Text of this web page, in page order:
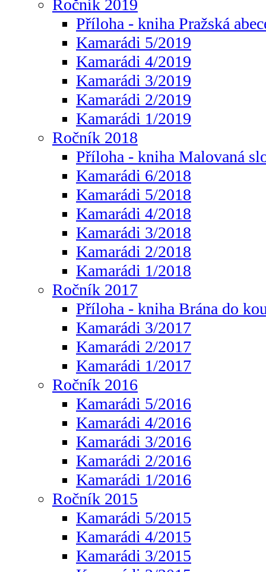
Ročník 2019
Příloha - kniha Pražská
Kamarádi 5/2019
Kamarádi 4/2019
Kamarádi 3/2019
Kamarádi 2/2019
Kamarádi 1/2019
Ročník 2018
Příloha - kniha Malovaná
Kamarádi 6/2018
Kamarádi 5/2018
Kamarádi 4/2018
Kamarádi 3/2018
Kamarádi 2/2018
Kamarádi 1/2018
Ročník 2017
Příloha - kniha Brána do
Kamarádi 3/2017
Kamarádi 2/2017
Kamarádi 1/2017
Ročník 2016
Kamarádi 5/2016
Kamarádi 4/2016
Kamarádi 3/2016
Kamarádi 2/2016
Kamarádi 1/2016
Ročník 2015
Kamarádi 5/2015
Kamarádi 4/2015
Kamarádi 3/2015